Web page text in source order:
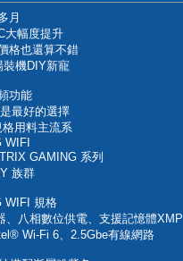
月
大幅度提升
格也還算不錯
裝機DIY新寵
功能
最好的選擇
用料主流系
WIFI
GAMING 系列
族群
WIFI 規格
、八相數位供電、支援記憶體XMP
Wi-Fi 6、2.5Gbe有線網路